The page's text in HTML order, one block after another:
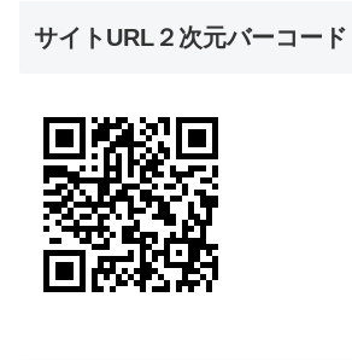
サイトURL２次元バーコード